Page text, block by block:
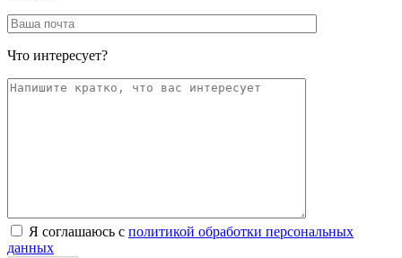
Что интересует?
Я соглашаюсь с политикой обработки персональных
данных